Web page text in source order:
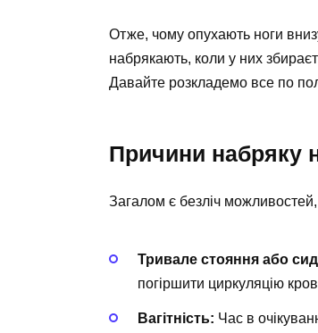
Отже, чому опухають ноги
набрякають, коли у них
Давайте розкладемо все по
Причини набряку
Загалом є безліч
Тривале стояння або
погіршити циркуляцію
Вагітність: Час в